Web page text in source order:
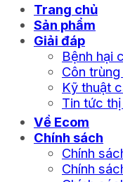
Trang chủ
Sản phẩm
Giải đáp
Bệnh hại
Côn
Kỹ thuật
Tin tức
Về Ecom
Chính sách
Chính
Chính